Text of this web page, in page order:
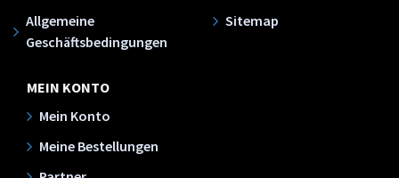
Allgemeine
Geschäftsbedingungen
Sitemap
MEIN KONTO
Mein Konto
Meine Bestellungen